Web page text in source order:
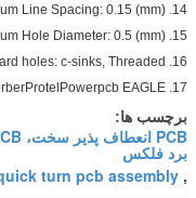
14. The Minimum Line Spacing: 0.15 (mm)
15. The Minimum Hole Diameter: 0.5 (mm)
16. Non Standard holes: c-sinks, Threaded
17. File Format: GerberProtelPowerpcb EAGLE
برچسب ها:
برد فلکس
,
turn pcb assembly